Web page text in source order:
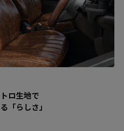
ロ生地で
「らしさ」